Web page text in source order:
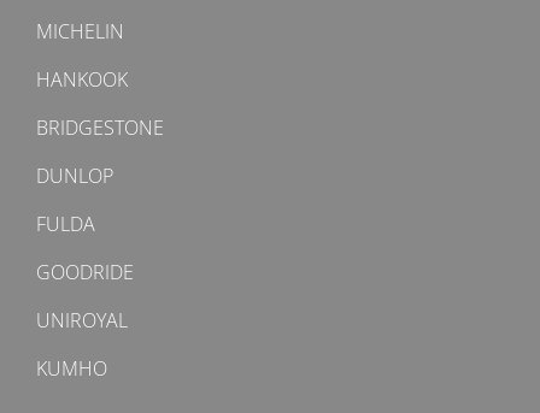
MICHELIN
HANKOOK
BRIDGESTONE
DUNLOP
FULDA
GOODRIDE
UNIROYAL
KUMHO